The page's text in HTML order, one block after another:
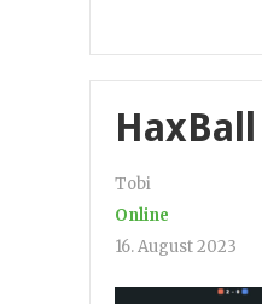
Tobi
Online
16. August 2023